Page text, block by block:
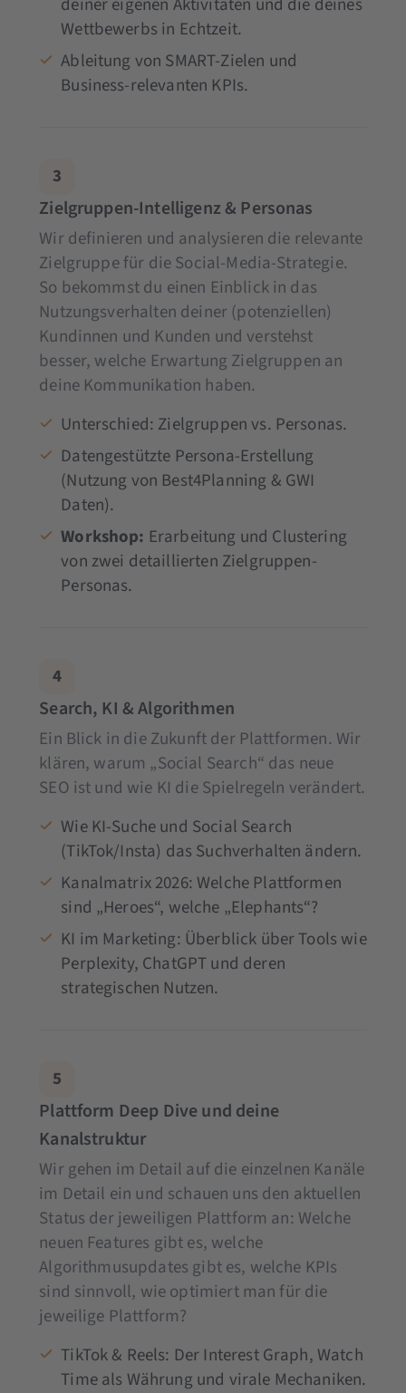
deiner eigenen Aktivitäten und die deines
Wettbewerbs in Echtzeit.
Ableitung von SMART-Zielen und
Business-relevanten KPIs.
3
Zielgruppen-Intelligenz & Personas
Wir definieren und analysieren die relevante
Zielgruppe für die Social-Media-Strategie.
So bekommst du einen Einblick in das
Nutzungsverhalten deiner (potenziellen)
Kundinnen und Kunden und verstehst
besser, welche Erwartung Zielgruppen an
deine Kommunikation haben.
Unterschied: Zielgruppen vs. Personas.
Datengestützte Persona-Erstellung
(Nutzung von Best4Planning & GWI
Daten).
Workshop: Erarbeitung und Clustering
von zwei detaillierten Zielgruppen-
Personas.
4
Search, KI & Algorithmen
Ein Blick in die Zukunft der Plattformen. Wir
klären, warum „Social Search“ das neue
SEO ist und wie KI die Spielregeln verändert.
Wie KI-Suche und Social Search
(TikTok/Insta) das Suchverhalten ändern.
Kanalmatrix 2026: Welche Plattformen
sind „Heroes“, welche „Elephants“?
KI im Marketing: Überblick über Tools wie
Perplexity, ChatGPT und deren
strategischen Nutzen.
5
Plattform Deep Dive und deine
Kanalstruktur
Wir gehen im Detail auf die einzelnen Kanäle
im Detail ein und schauen uns den aktuellen
Status der jeweiligen Plattform an: Welche
neuen Features gibt es, welche
Algorithmusupdates gibt es, welche KPIs
sind sinnvoll, wie optimiert man für die
jeweilige Plattform?
TikTok & Reels: Der Interest Graph, Watch
Time als Währung und virale Mechaniken.